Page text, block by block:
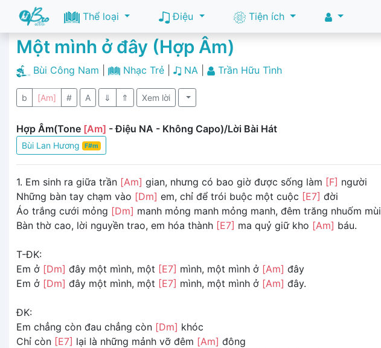
Thể loại Điệu Tiện ích
Một mình ở đây (Hợp Âm)
Bùi Công Nam Nhạc Trẻ| NA Trần Hữu Tình
b [Am] # A ⇓ ⇑ Xem lời
Hợp Âm(Tone [Am] - Điệu NA - Không Capo)/Lời Bài Hát
Bùi Lan Hương F#m
1. Em sinh ra giữa trần [Am] gian, nhưng có bao giờ được sống làm [F] người
Những bàn tay chạm vào [Dm] em, chỉ để trói buộc một cuộc [E7] đời
Áo trắng cưới mỏng [Dm] manh mỏng manh mỏng manh, đêm trăng nhuốm mùi
Bàn thờ cao, lời nguyền trao, em hóa thành [E7] ma quỷ giữ kho [Am] báu.
T-ĐK:
Em ở [Dm] đây một mình, một [E7] mình, một mình ở [Am] đây
Em ở [Dm] đây một mình, một [E7] mình, một mình ở [Am] đây.
ĐK:
Em chẳng còn đau chẳng còn [Dm] khóc
Chỉ còn [E7] lại là những mảnh vỡ đêm [Am] đông